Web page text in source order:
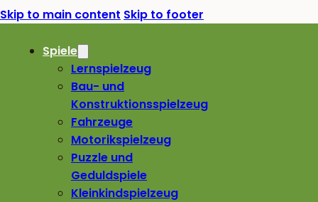
Skip to main content Skip to footer
Spiele
Lernspielzeug
Bau- und
Konstruktionsspielzeug
Fahrzeuge
Motorikspielzeug
Puzzle und
Geduldspiele
Kleinkindspielzeug